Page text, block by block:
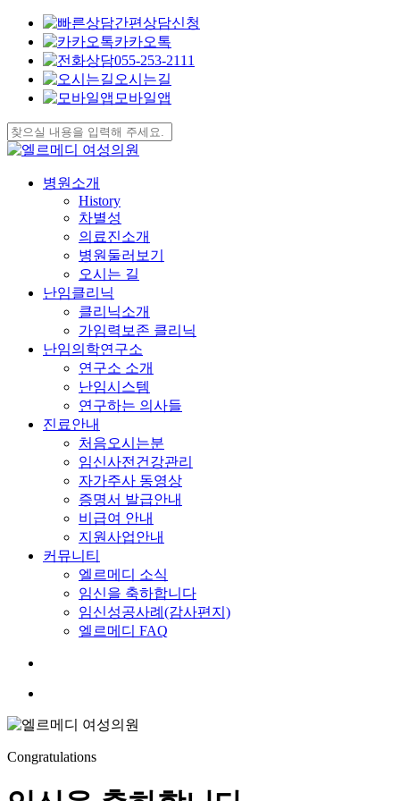
간편상담신청
카카오톡
055-253-2111
오시는길
모바일앱
Skip
to
main
content
Close
search
Menu
병원소개
History
차별성
의료진소개
병원둘러보기
오시는 길
난임클리닉
클리닉소개
가임력보존 클리닉
난임의학연구소
연구소 소개
난임시스템
연구하는 의사들
진료안내
처음오시는분
임신사전건강관리
자가주사 동영상
증명서 발급안내
비급여 안내
지원사업안내
커뮤니티
엘르메디 소식
임신을 축하합니다
임신성공사례(감사편지)
엘르메디 FAQ
Congratulations